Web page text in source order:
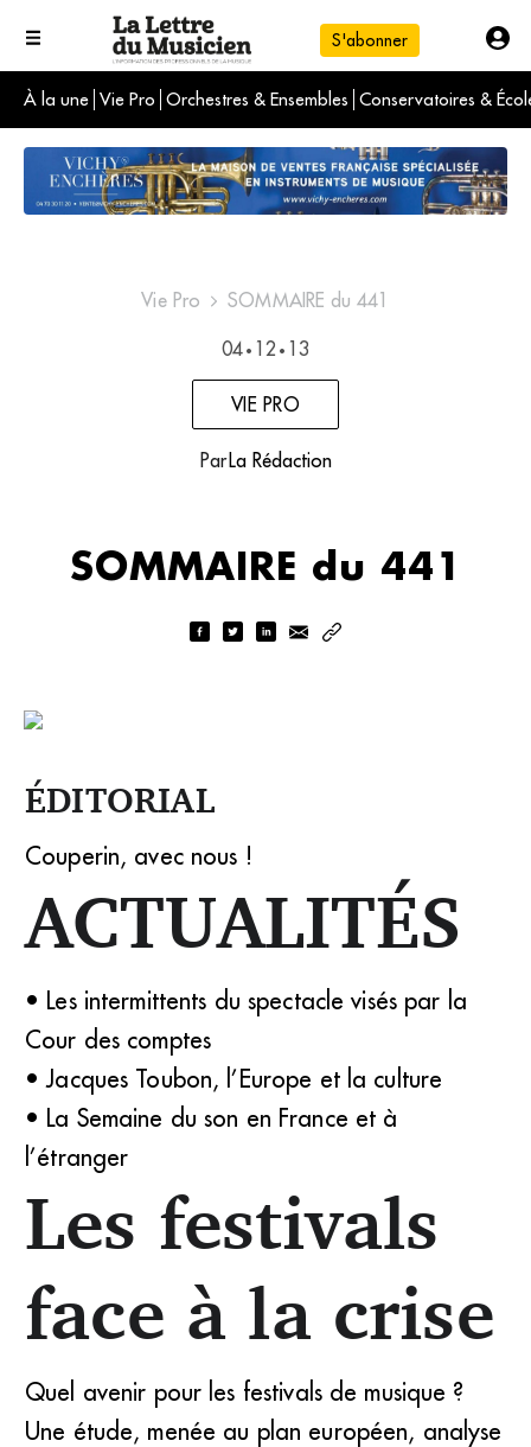
S'abonner
À la une Vie Pro Orchestres & Ensembles Conservatoires &
L'info du jour
Le numéro du mois
International
Vie Pro SOMMAIRE du 441
04 • 12 • 13
VIE PRO
ParLa Rédaction
SOMMAIRE du 441
ÉDITORIAL
Couperin, avec nous !
ACTUALITÉS
• Les intermittents du spectacle visés par la
Cour des comptes
• Jacques Toubon, l’Europe et la culture
• La Semaine du son en France et à
l’étranger
Les festivals
face à la crise
Quel avenir pour les festivals de musique ?
Une étude, menée au plan européen, analyse